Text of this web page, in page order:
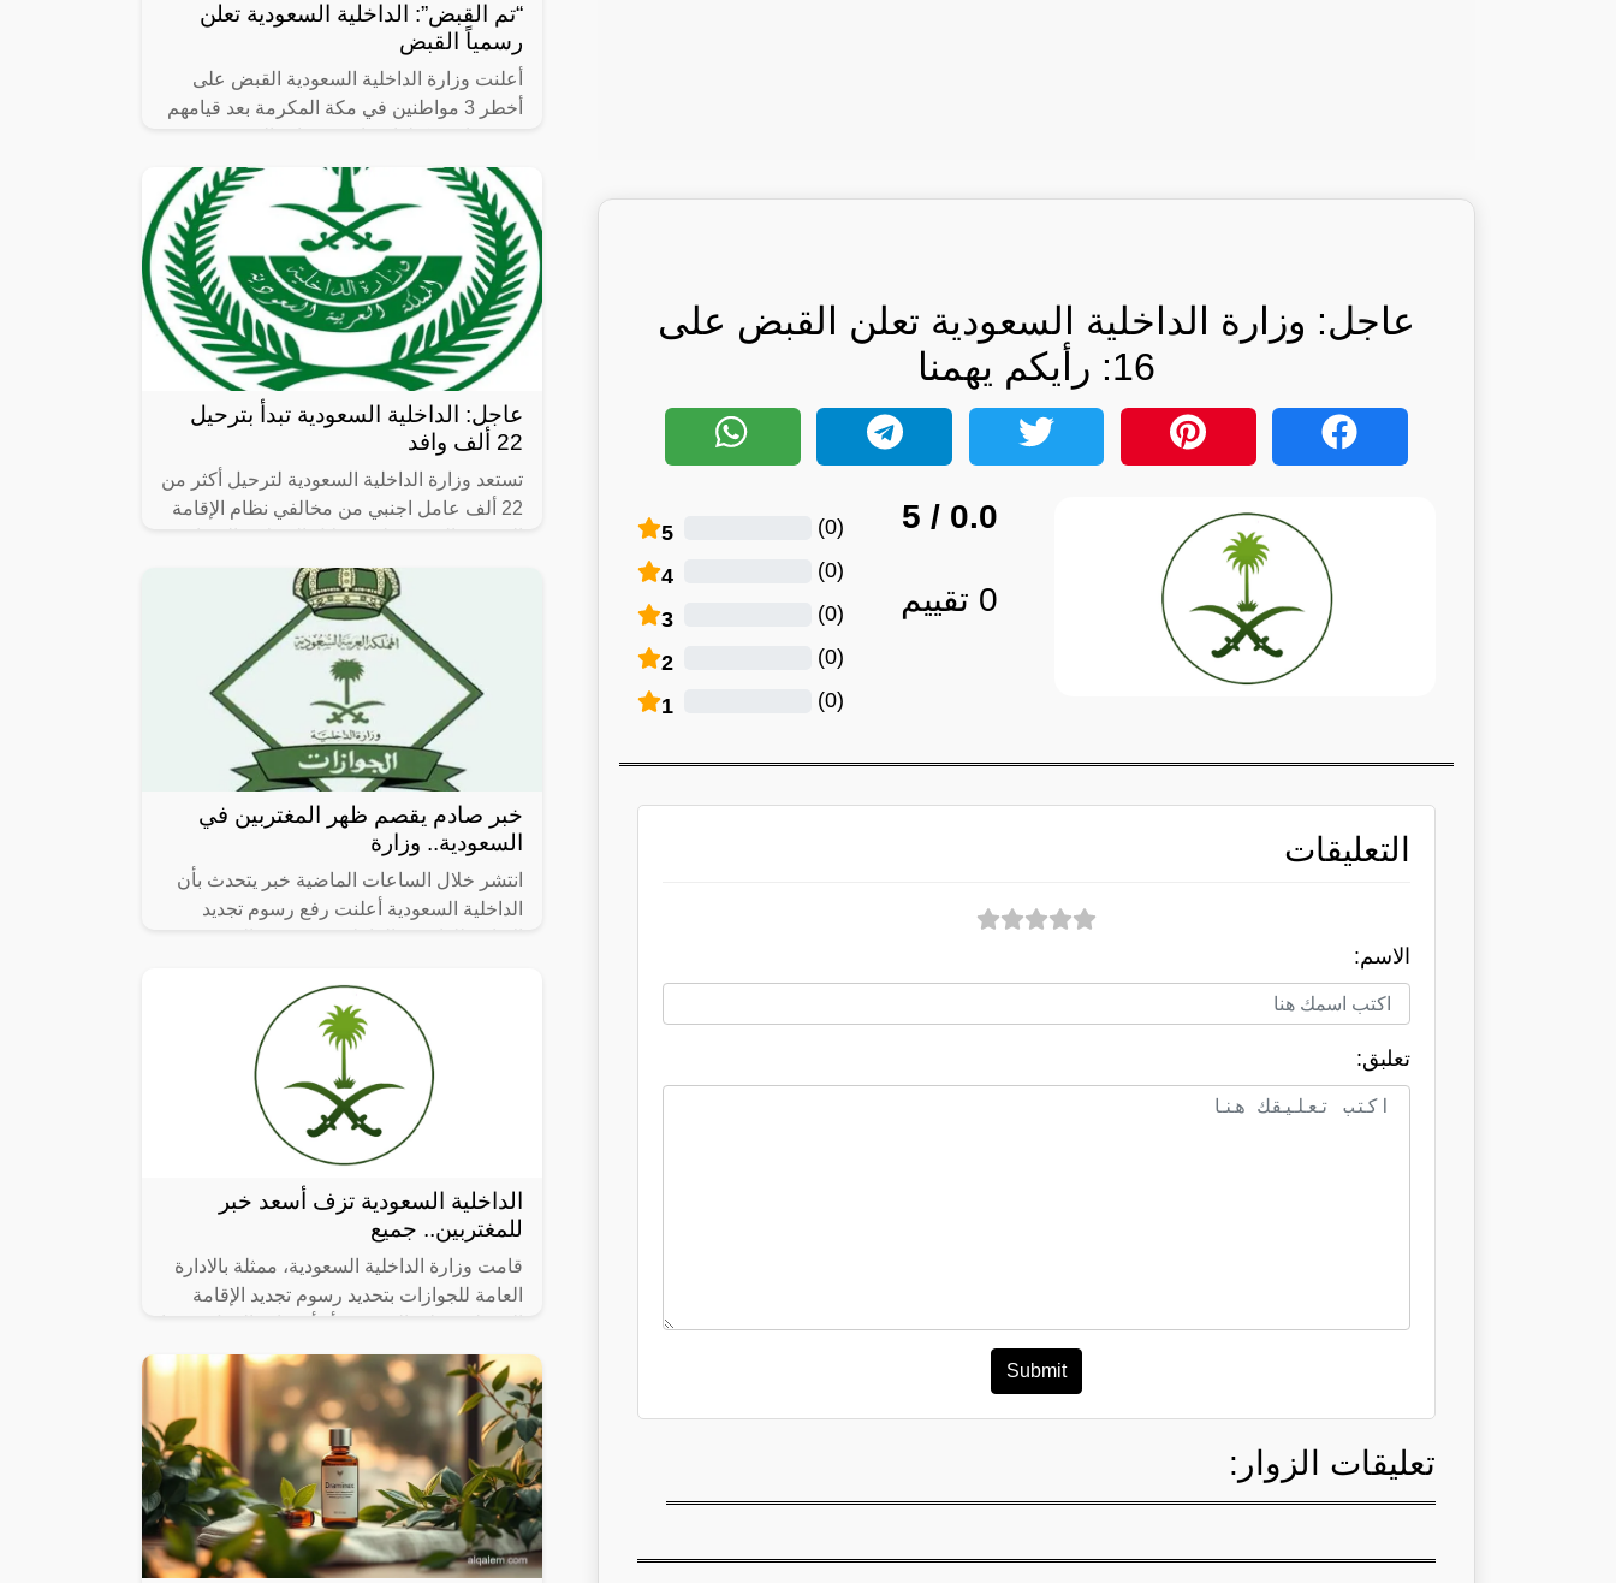
عاجل: وزارة الداخلية السعودية تعلن القبض على
16: رأيكم يهمنا
0.0
/ 5
0 تقييم
5 (
0
)
4 (
0
)
3 (
0
)
2 (
0
)
1 (
0
)
التعليقات
الاسم:
تعلبق:
Submit
تعليقات الزوار:
“تم القبض”: الداخلية السعودية تعلن
رسمياً القبض
أعلنت وزارة الداخلية السعودية القبض على
أخطر 3 مواطنين في مكة المكرمة بعد قيامهم
ومادة الإمفيتامين المخدر.
عاجل: الداخلية السعودية تبدأ بترحيل
22 ألف وافد
تستعد وزارة الداخلية السعودية لترحيل أكثر من
22 ألف عامل اجنبي من مخالفي نظام الإقامة
المشتركة التي تم تنفيذها
خبر صادم يقصم ظهر المغتربين في
السعودية.. وزارة
انتشر خلال الساعات الماضية خبر يتحدث بأن
الداخلية السعودية أعلنت رفع رسوم تجديد
الداخلية السعودية تزف أسعد خبر
للمغتربين.. جميع
قامت وزارة الداخلية السعودية، ممثلة بالادارة
العامة للجوازات بتحديد رسوم تجديد الإقامة
عنهم، وتختلف قيمة رسوم تجديد